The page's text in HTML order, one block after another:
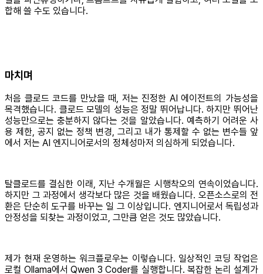
합해 쓸 수도 있습니다.
마치며
처음 클로드 코드를 만났을 때, 저는 진정한 AI 에이전트의 가능성을
목격했습니다. 클로드 모델의 성능은 정말 뛰어납니다. 하지만 뛰어난
성능만으로는 충분하지 않다는 것을 알았습니다. 예측하기 어려운 사
용 제한, 공지 없는 정책 변경, 그리고 내가 통제할 수 없는 변수들 앞
에서 저는 AI 엔지니어로서의 정체성마저 의심하게 되었습니다.
탈클로드를 결심한 이래, 지난 수개월은 시행착오의 연속이었습니다.
하지만 그 과정에서 생각보다 많은 것을 배웠습니다. 오픈소스로의 전
환은 단순히 도구를 바꾸는 일 그 이상입니다. 엔지니어로서 독립성과
안정성을 되찾는 과정이었고, 그만큼 얻은 것도 많았습니다.
제가 현재 운영하는 워크플로우는 이렇습니다. 일상적인 코딩 작업은
로컬 Ollama에서 Qwen 3 Coder를 실행합니다. 복잡한 논리 설계가